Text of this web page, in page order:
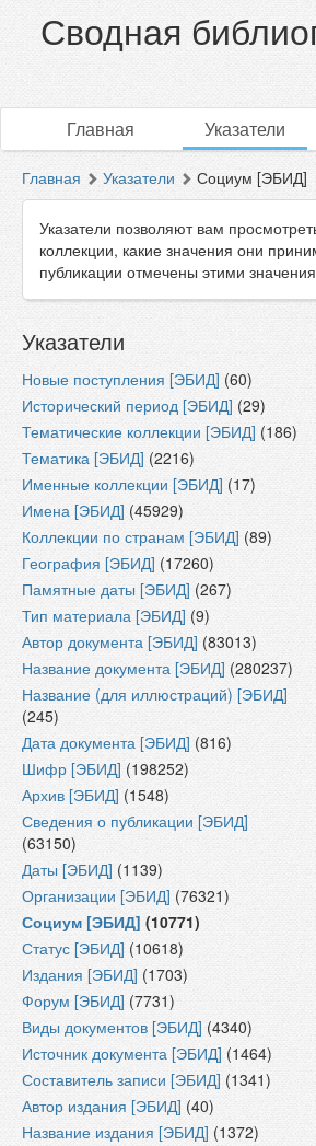
Сводная
Главная Указатели
Главная Указатели Социум [ЭБИД]
Указатели позволяют вам
коллекции, какие значения они
публикации отмечены этими
Указатели
Новые поступления [ЭБИД] (60)
Исторический период [ЭБИД] (29)
Тематические коллекции [ЭБИД] (186)
Тематика [ЭБИД] (2216)
Именные коллекции [ЭБИД] (17)
Имена [ЭБИД] (45929)
Коллекции по странам [ЭБИД] (89)
География [ЭБИД] (17260)
Памятные даты [ЭБИД] (267)
Тип материала [ЭБИД] (9)
Автор документа [ЭБИД] (83013)
Название документа [ЭБИД] (280237)
Название (для иллюстраций) [ЭБИД]
(245)
Дата документа [ЭБИД] (816)
Шифр [ЭБИД] (198252)
Архив [ЭБИД] (1548)
Сведения о публикации [ЭБИД]
(63150)
Даты [ЭБИД] (1139)
Организации [ЭБИД] (76321)
Социум [ЭБИД] (10771)
Статус [ЭБИД] (10618)
Издания [ЭБИД] (1703)
Форум [ЭБИД] (7731)
Виды документов [ЭБИД] (4340)
Источник документа [ЭБИД] (1464)
Составитель записи [ЭБИД] (1341)
Автор издания [ЭБИД] (40)
Название издания [ЭБИД] (1372)